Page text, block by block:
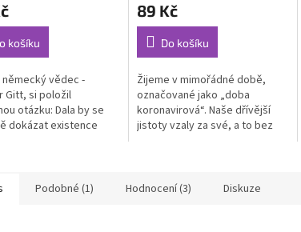
košíku
německý vědec -
Gitt, si položil
otázku: Dala by se
dokázat existence
produktu
je
4,5
z
5
hvězdiček.
89 Kč
Do košíku
Žijeme v mimořádné době,
označované jako „doba
koronavirová“. Naše dřívější
jistoty vzaly za své, a to bez
Podobné (1) Hodnocení (3) Diskuze